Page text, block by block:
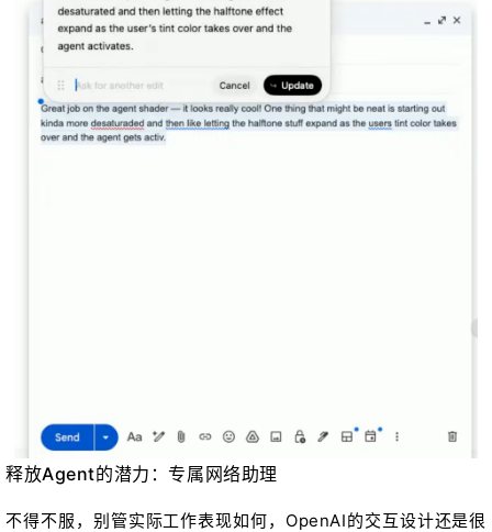
释放Agent的潜力：专属网络助理
不得不服，别管实际工作表现如何，OpenAI的交互设计还是很